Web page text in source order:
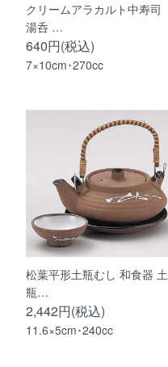
クリームアラカルト中寿司
湯呑 …
640円(税込)
7×10cm･270cc
松葉平形土瓶むし 和食器 土
瓶…
2,442円(税込)
11.6×5cm･240cc